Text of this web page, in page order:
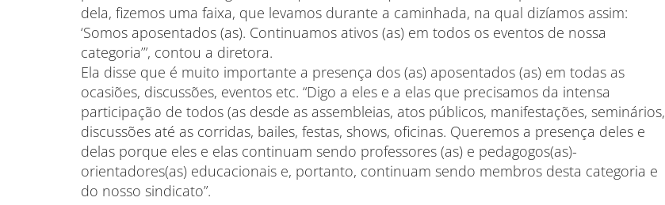
dela, fizemos uma faixa, que levamos durante a caminhada, na qual dizíamos assim:
‘Somos aposentados (as). Continuamos ativos (as) em todos os eventos de nossa
categoria’”, contou a diretora.
Ela disse que é muito importante a presença dos (as) aposentados (as) em todas as
ocasiões, discussões, eventos etc. “Digo a eles e a elas que precisamos da intensa
participação de todos (as desde as assembleias, atos públicos, manifestações, seminários,
discussões até as corridas, bailes, festas, shows, oficinas. Queremos a presença deles e
delas porque eles e elas continuam sendo professores (as) e pedagogos(as)-
orientadores(as) educacionais e, portanto, continuam sendo membros desta categoria e
do nosso sindicato”.